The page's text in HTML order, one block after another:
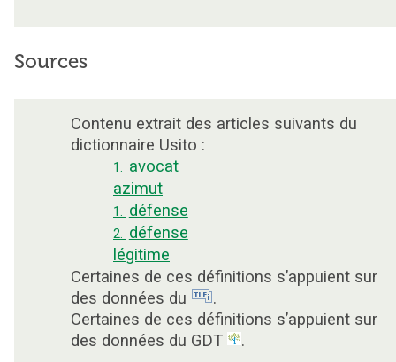
Sources
Contenu extrait des articles suivants du
dictionnaire Usito :
1. avocat
azimut
1. défense
2. défense
légitime
Certaines de ces définitions s’appuient sur
des données du
.
Certaines de ces définitions s’appuient sur
des données du GDT
.